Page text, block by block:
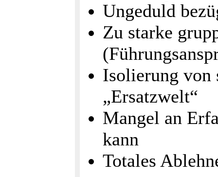
Ungeduld
Zu starke
Isolierung von
„Ersatzwelt“
Mangel an
kann
Totales